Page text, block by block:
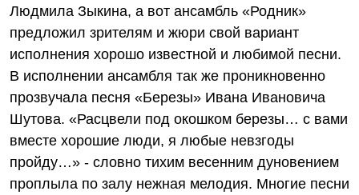
Людмила Зыкина, а вот ансамбль «Родник»
предложил зрителям и жюри свой вариант
исполнения хорошо известной и любимой песни.
В исполнении ансамбля так же проникновенно
прозвучала песня «Березы» Ивана Ивановича
Шутова. «Расцвели под окошком березы… с вами
вместе хорошие люди, я любые невзгоды
пройду…» - словно тихим весенним дуновением
проплыла по залу нежная мелодия. Многие песни